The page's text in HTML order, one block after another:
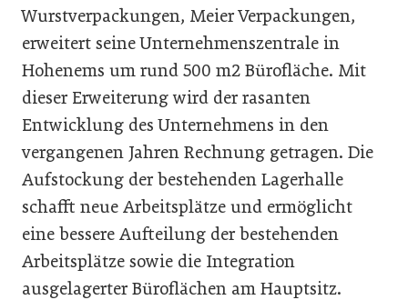
Wurstverpackungen, Meier Verpackungen,
erweitert seine Unternehmenszentrale in
Hohenems um rund 500 m2 Bürofläche. Mit
dieser Erweiterung wird der rasanten
Entwicklung des Unternehmens in den
vergangenen Jahren Rechnung getragen. Die
Aufstockung der bestehenden Lagerhalle
schafft neue Arbeitsplätze und ermöglicht
eine bessere Aufteilung der bestehenden
Arbeitsplätze sowie die Integration
ausgelagerter Büroflächen am Hauptsitz.